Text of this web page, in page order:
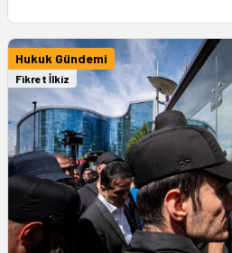
Hukuk Gündemi
Fikret İlkiz